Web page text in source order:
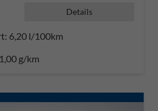
Details
6,20 l/100km
g/km